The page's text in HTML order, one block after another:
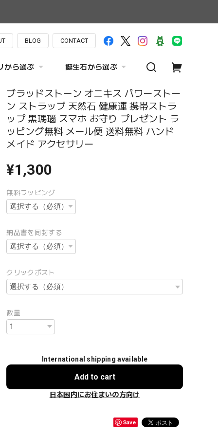
BLOG CONTACT
から選ぶ 誕生石から選ぶ
ブラッドストーン オニキス パワーストー
ン ストラップ 天然石 健康運 携帯ストラ
ップ 黒瑪瑙 スマホ お守り プレゼント ラ
ッピング無料 メール便 送料無料 ハンド
メイド アクセサリー
¥1,300
無料ラッピング
納品書を同封する
クリックポスト
数量
International shipping available
Add to cart
日本国内にお住まいの方向け
Save